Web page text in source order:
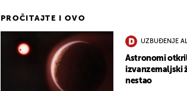
PROČITAJTE I OVO
UZBUĐENJE
Astronomi
izvanzemaljski
nestao